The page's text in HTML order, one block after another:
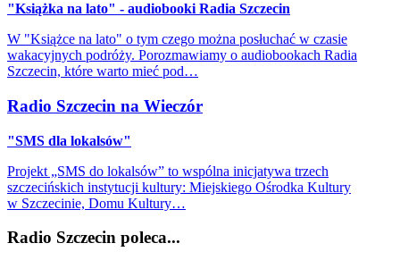
"Książka na lato" - audiobooki Radia Szczecin
W "Książce na lato" o tym czego można posłuchać w czasie
wakacyjnych podróży. Porozmawiamy o audiobookach Radia
Szczecin, które warto mieć pod…
Radio Szczecin na Wieczór
"SMS dla lokalsów"
Projekt „SMS do lokalsów” to wspólna inicjatywa trzech
szczecińskich instytucji kultury: Miejskiego Ośrodka Kultury
w Szczecinie, Domu Kultury…
Radio Szczecin poleca...